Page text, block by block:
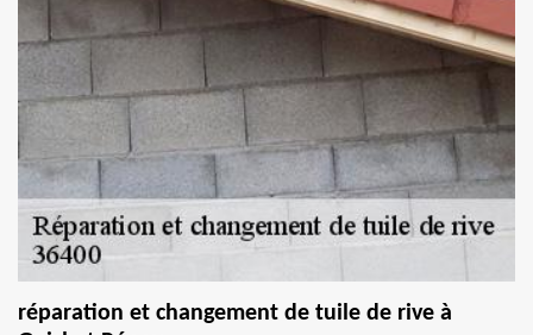
réparation et changement de tuile de rive à